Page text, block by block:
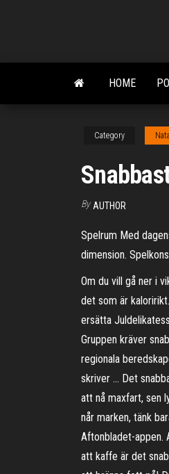
content
HOME
Category
By AUTHOR
Spelrum Med
dimension.
Om du vill gå ner i
det som är
ersätta
Gruppen kräver
regionala
skriver … Det
att nå maxfart, sen
når marken, tänk
Aftonbladet-appen.
att kaffe är det